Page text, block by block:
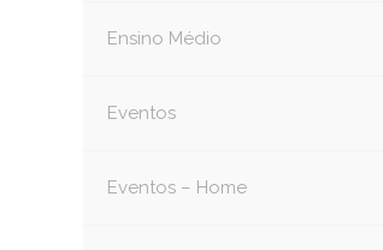
Ensino Médio
Eventos
Eventos – Home